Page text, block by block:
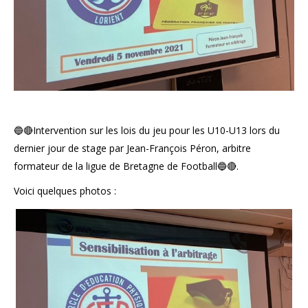
🔵🔴Intervention sur les lois du jeu pour les U10-U13 lors du
dernier jour de stage par Jean-François Péron, arbitre
formateur de la ligue de Bretagne de Football🔵🔴.
Voici quelques photos :